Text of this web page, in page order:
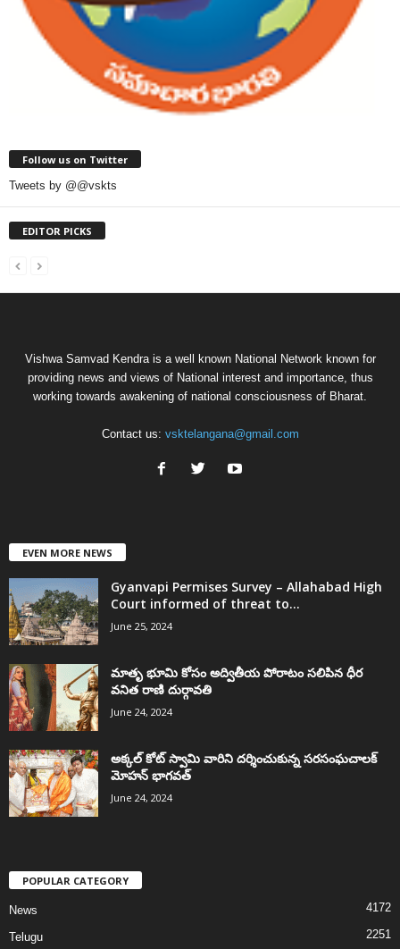
Follow us on Twitter
Tweets by @@vskts
EDITOR PICKS
Vishwa Samvad Kendra is a well known National Network known for
providing news and views of National interest and importance, thus
working towards awakening of national consciousness of Bharat.
Contact us: vsktelangana@gmail.com
EVEN MORE NEWS
Gyanvapi Permises Survey – Allahabad High
Court informed of threat to...
June 25, 2024
మాతృ భూమి కోసం అద్వితీయ పోరాటం సలిపిన ధీర
వనిత రాణి దుర్గావతి
June 24, 2024
అక్కల్‌ కోట్‌ స్వామి వారిని దర్శించుకున్న సరసంఘచాలక్
మోహన్ భాగవత్
June 24, 2024
POPULAR CATEGORY
News 4172
Telugu 2251